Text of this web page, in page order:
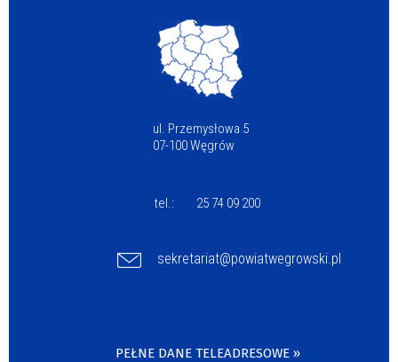
ul. Przemysłowa 5
07-100 Węgrów
tel.: 25 74 09 200
sekretariat@powiatwegrowski.pl
PEŁNE DANE TELEADRESOWE »